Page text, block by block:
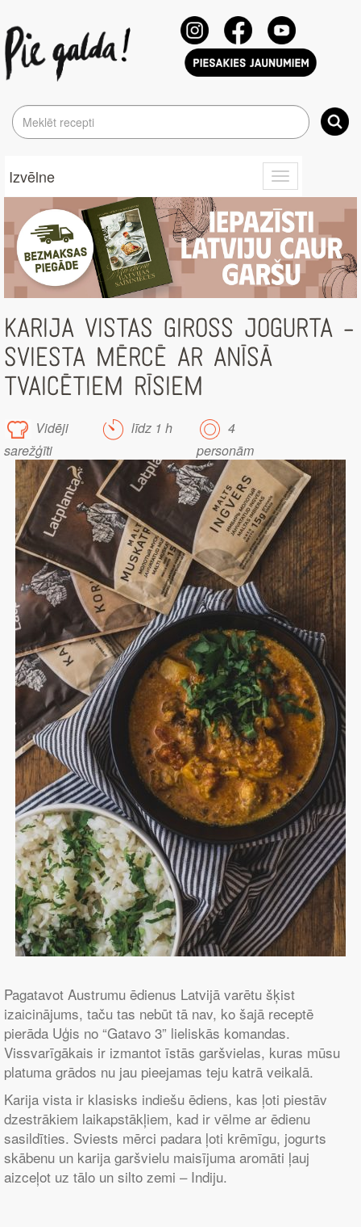
Toggle
navigation
Izvēlne
KARIJA VISTAS GIROSS JOGURTA –
SVIESTA MĒRCĒ AR ANĪSĀ
TVAICĒTIEM RĪSIEM
Vidēji
sarežģīti
līdz 1 h
4
personām
Pagatavot Austrumu ēdienus Latvijā varētu šķist
izaicinājums, taču tas nebūt tā nav, ko šajā receptē
pierāda Uģis no “Gatavo 3” lieliskās komandas.
Vissvarīgākais ir izmantot īstās garšvielas, kuras mūsu
platuma grādos nu jau pieejamas teju katrā veikalā.
Karija vista ir klasisks indiešu ēdiens, kas ļoti piestāv
dzestrākiem laikapstākļiem, kad ir vēlme ar ēdienu
sasildīties. Sviests mērci padara ļoti krēmīgu, jogurts
skābenu un karija garšvielu maisījuma aromāti ļauj
aizceļot uz tālo un silto zemi – Indiju.